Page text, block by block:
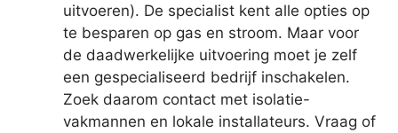
uitvoeren). De specialist kent alle opties op
te besparen op gas en stroom. Maar voor
de daadwerkelijke uitvoering moet je zelf
een gespecialiseerd bedrijf inschakelen.
Zoek daarom contact met isolatie-
vakmannen en lokale installateurs. Vraag of